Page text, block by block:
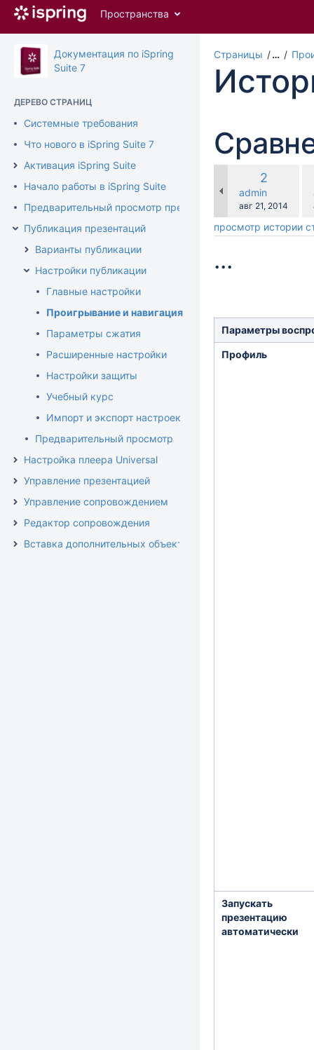
Перейти
главному
содержимому
assistive.skiplink.to.breadcrumbs
assistive.skiplink.to.header.menu
assistive.skiplink.to.quick.search
Пространства
Документация по iSpring
Suite 7
ДЕРЕВО СТРАНИЦ
Системные требования
Что нового в iSpring Suite 7
Активация iSpring Suite
Начало работы в iSpring Suite
Предварительный просмотр презентации
Публикация презентаций
Варианты публикации
Настройки публикации
Главные настройки
Проигрывание и навигация
Параметры сжатия
Расширенные настройки
Настройки защиты
Учебный курс
Импорт и экспорт настроек публикации
Предварительный просмотр
Настройка плеера Universal
Управление презентацией
Управление сопровождением
Редактор сопровождения
Вставка дополнительных объектов
Страницы …
Старая
версия
2
admin
Сохранено
авг 21, 2014
просмотр истории
...
Параметры
Профиль
Запускать
презентацию
автоматически